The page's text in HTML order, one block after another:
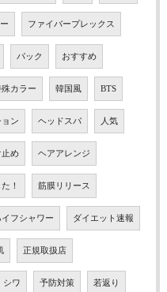
ファイバープレックス
パック おすすめ
殊カラー 韓国風 BTS
ン ヘッドスパ 人気
止め ヘアアレンジ
！ 筋膜リリース
イフシャワー ダイエット速報
正規取扱店
シワ 予防対策 若返り